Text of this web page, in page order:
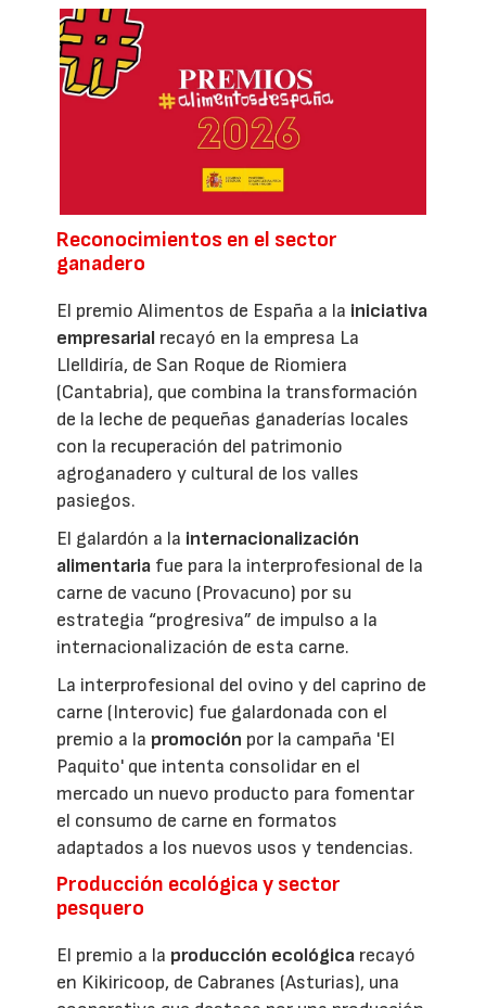
Reconocimientos en el sector
ganadero
El premio Alimentos de España a la iniciativa
empresarial recayó en la empresa La
Llelldiría, de San Roque de Riomiera
(Cantabria), que combina la transformación
de la leche de pequeñas ganaderías locales
con la recuperación del patrimonio
agroganadero y cultural de los valles
pasiegos.
El galardón a la internacionalización
alimentaria fue para la interprofesional de la
carne de vacuno (Provacuno) por su
estrategia “progresiva” de impulso a la
internacionalización de esta carne.
La interprofesional del ovino y del caprino de
carne (Interovic) fue galardonada con el
premio a la promoción por la campaña 'El
Paquito' que intenta consolidar en el
mercado un nuevo producto para fomentar
el consumo de carne en formatos
adaptados a los nuevos usos y tendencias.
Producción ecológica y sector
pesquero
El premio a la producción ecológica recayó
en Kikiricoop, de Cabranes (Asturias), una